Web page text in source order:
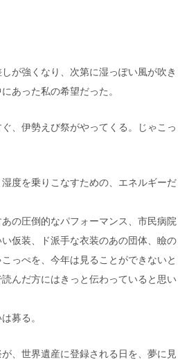
が強くなり、次第に湿っぽい風が吹き
あった私の希望だった。
、伊勢えび祭がやってくる。じゃこっ
度を乗りこなすための、エネルギーだ
の圧倒的なパフォーマンス、市民病院
仮装、ド派手な衣装のあの団体、瞼の
っぺを、今年は見ることができないと
んだ方にはきっと伝わっていると思い
募る。
、世界遺産に登録される日を、夢に見